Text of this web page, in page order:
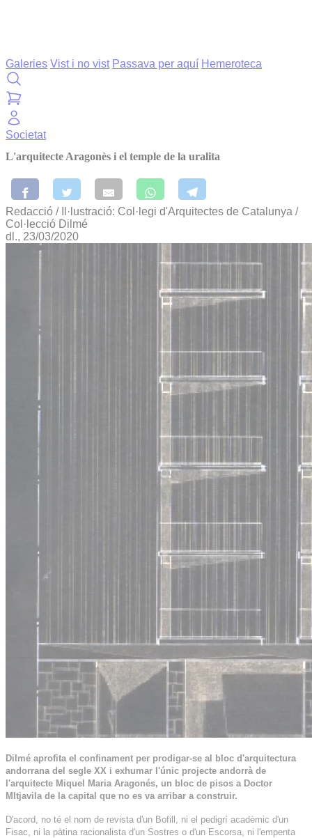
Galeries Vist i no vist Passava per aquí Hemeroteca
Societat
L'arquitecte Aragonès i el temple de la uralita
Redacció / Il·lustració: Col·legi d'Arquitectes de Catalunya /
Col·lecció Dilmé
dl., 23/03/2020
Dilmé aprofita el confinament per prodigar-se al bloc d'arquitectura
andorrana del segle XX i exhumar l'únic projecte andorrà de
l'arquitecte Miquel Maria Aragonés, un bloc de pisos a Doctor
MItjavila de la capital que no es va arribar a construir.
D'acord, no té el nom de revista d'un Bofill, ni el pedigrí acadèmic d'un
Fisac, ni la pàtina racionalista d'un Sostres o d'un Escorsa, ni l'empenta